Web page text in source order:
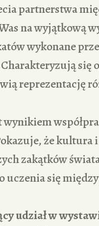
partnerstwa
na wyjątkową
wykonane
się
reprezentację
wynikiem
że kultura
zakątków
uczenia się
udział w